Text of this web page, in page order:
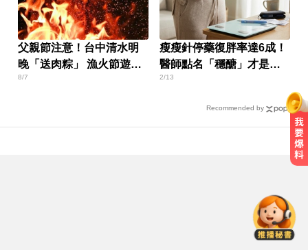
父親節注意！台中清水明
晚「送肉粽」 漁火節遊客
恐迎煞
8/7
瘦瘦針停藥復胖率達6成！
醫師點名「穩醣」才是根
本關鍵
2/13
Recommended by